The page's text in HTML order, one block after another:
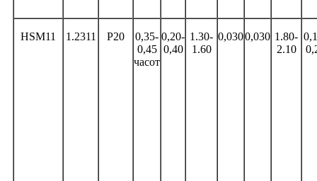
HSM11 1.2311 P20
0,35-
0,45
часот
0,20-
0,40
1.30-
1.60
0,0300,030 1.80-
2.10